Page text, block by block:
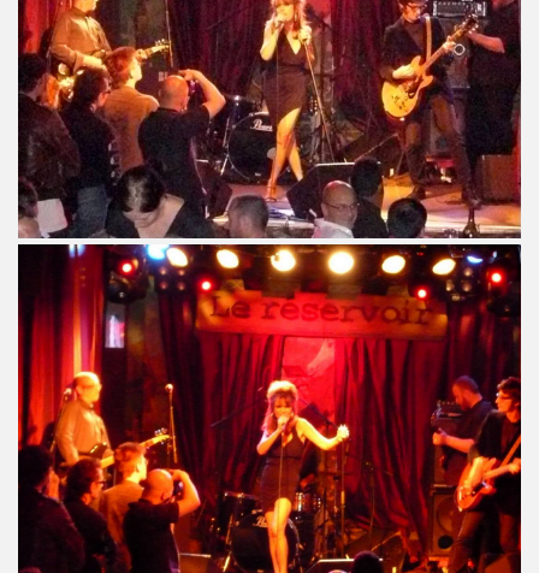
+ concert le 5 decembre 2015 a LA
Modernes, album "Les visiteurs du soir" en 1981) par
et JEAN WILLIAM THOURY par PHILIPPE
vivant" et "De l amour") les 27 et 29 novembre 2015
+ PHILIPPE ALMOSNINO (concert "Mutant Love"
DEVICE (1982 a 1989) : 45 revolutions par minute,
de Paris a Sete (du 2 au 4 novembre 2015).
du 23 au 25 octobre 2015 a Biarritz.
intimiste à paraître en 2016.
???" et "Psycho Tropical Berlin") le 5 juillet 2015 au
l'amour" (2015) : chronique detaillee.